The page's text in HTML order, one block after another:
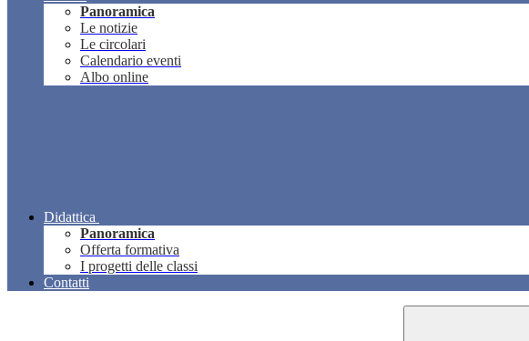
Panoramica
Le notizie
Le circolari
Calendario eventi
Albo online
Didattica
Panoramica
Offerta formativa
I progetti delle classi
Contatti